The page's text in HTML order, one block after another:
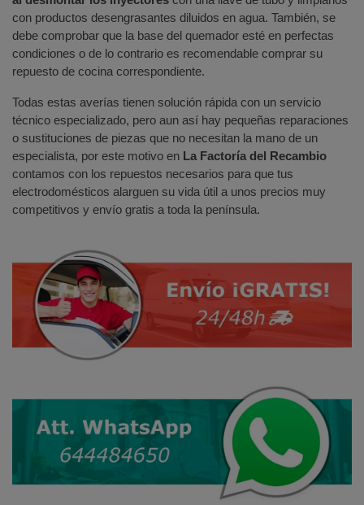
con productos desengrasantes diluidos en agua. También, se
debe comprobar que la base del quemador esté en perfectas
condiciones o de lo contrario es recomendable comprar su
repuesto de cocina correspondiente.
Todas estas averías tienen solución rápida con un servicio
técnico especializado, pero aun así hay pequeñas reparaciones
o sustituciones de piezas que no necesitan la mano de un
especialista, por este motivo en La Factoría del Recambio
contamos con los repuestos necesarios para que tus
electrodomésticos alarguen su vida útil a unos precios muy
competitivos y envío gratis a toda la península.